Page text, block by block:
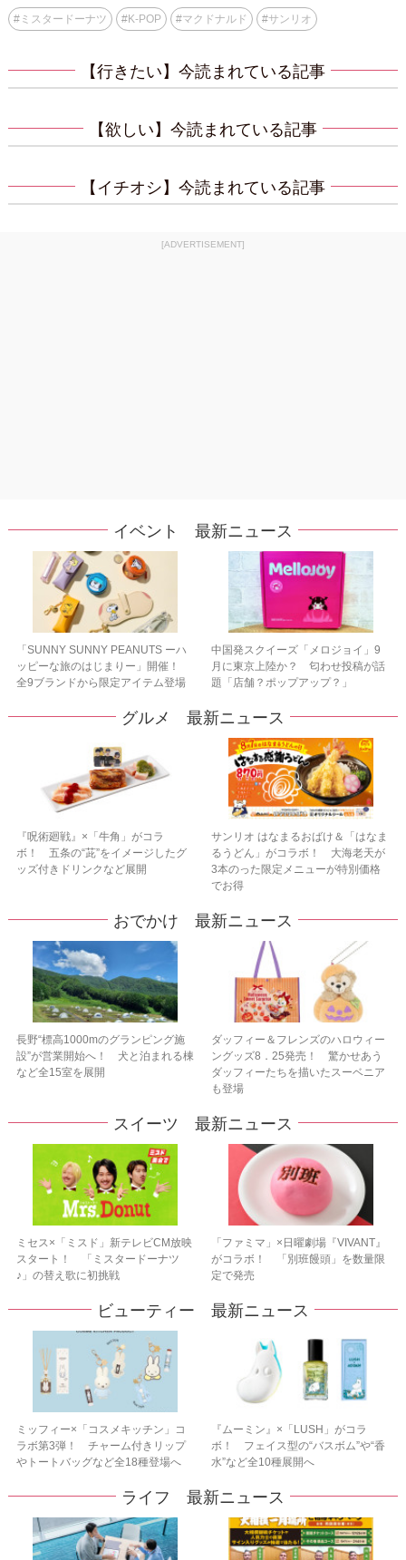
#ミスタードーナツ #K-POP #マクドナルド #サンリオ
【行きたい】今読まれている記事
【欲しい】今読まれている記事
【イチオシ】今読まれている記事
[ADVERTISEMENT]
イベント 最新ニュース
「SUNNY SUNNY PEANUTS ーハ
ッピーな旅のはじまりー」開催！
全9ブランドから限定アイテム登場
中国発スクイーズ「メロジョイ」9
月に東京上陸か？ 匂わせ投稿が話
題「店舗？ポップアップ？」
グルメ 最新ニュース
『呪術廻戦』×「牛角」がコラ
ボ！ 五条の“茈”をイメージしたグ
ッズ付きドリンクなど展開
サンリオ はなまるおばけ＆「はなま
るうどん」がコラボ！ 大海老天が
3本のった限定メニューが特別価格
でお得
おでかけ 最新ニュース
長野“標高1000mのグランピング施
設”が営業開始へ！ 犬と泊まれる棟
など全15室を展開
ダッフィー＆フレンズのハロウィー
ングッズ8．25発売！ 驚かせあう
ダッフィーたちを描いたスーベニア
も登場
スイーツ 最新ニュース
ミセス×「ミスド」新テレビCM放映
スタート！ 「ミスタードーナツ
♪」の替え歌に初挑戦
「ファミマ」×日曜劇場『VIVANT』
がコラボ！ 「別班饅頭」を数量限
定で発売
ビューティー 最新ニュース
ミッフィー×「コスメキッチン」コ
ラボ第3弾！ チャーム付きリップ
やトートバッグなど全18種登場へ
『ムーミン』×「LUSH」がコラ
ボ！ フェイス型の“バスボム”や“香
水”など全10種展開へ
ライフ 最新ニュース